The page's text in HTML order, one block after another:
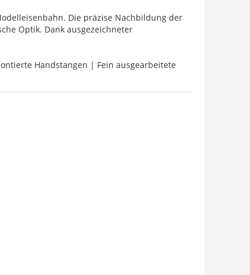
Die präzise Nachbildung der
Optik. Dank ausgezeichneter
Handstangen | Fein ausgearbeitete